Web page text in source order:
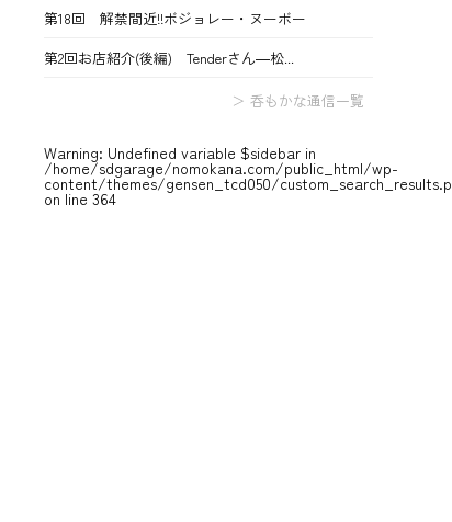
第18回 解禁間近!!ボジョレー・ヌーボー
第2回お店紹介(後編) Tenderさん―松...
＞ 呑もかな通信一覧
Warning: Undefined variable $sidebar in
/home/sdgarage/nomokana.com/public_html/wp-
content/themes/gensen_tcd050/
on line 364